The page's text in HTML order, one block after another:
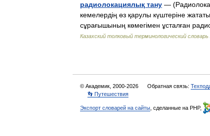
радиолокациялық тану —
кемелердің өз қарулы күштеріне
сұрағышының көмегімен ұсталған
Казахский толковый терминологический
© Академик, 2000-2026 Обратная связь:
👣 Путешествия
Экспорт словарей на сайты , сделанные на PHP,